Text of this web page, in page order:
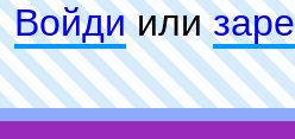
Войдиили